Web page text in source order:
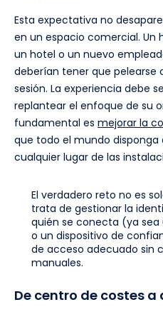
Esta expectativa no
en un espacio comercial. Un
un hotel o un nuevo
deberían tener que pelearse
sesión. La experiencia debe
replantear el enfoque de su
fundamental es mejorar la
que todo el mundo
cualquier lugar de las
El verdadero reto no es
trata de gestionar la
quién se conecta (ya
o un dispositivo de
de acceso adecuado sin
manuales.
De centro de costes